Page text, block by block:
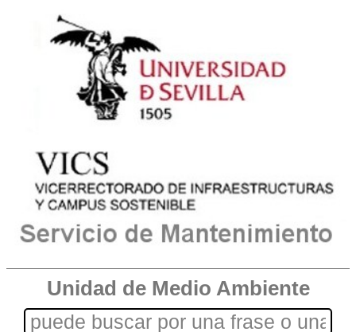
Unidad de Medio Ambiente